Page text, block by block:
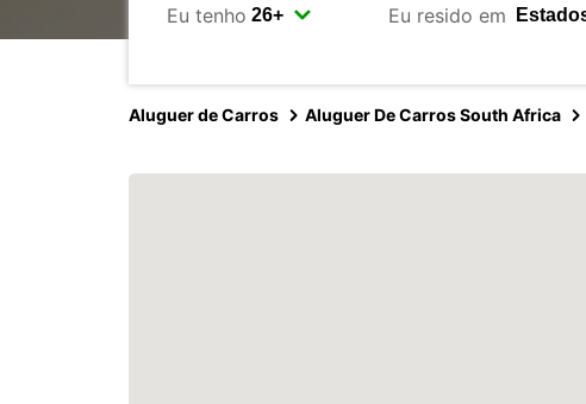
Eu tenho Eu resido em
Aluguer de Carros Aluguer De Carros South Africa